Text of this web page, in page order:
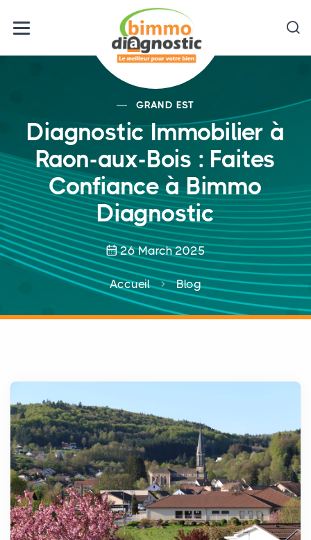
GRAND EST
Diagnostic Immobilier à
Raon-aux-Bois : Faites
Confiance à Bimmo
Diagnostic
26 March 2025
Accueil Blog